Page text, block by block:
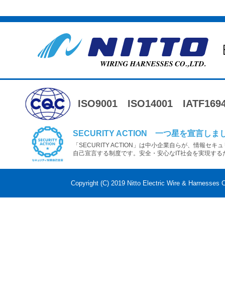
ISO9001 ISO14001
SECURITY ACTION 一つ星を宣言しま
「SECURITY ACTION」は中小企業自らが、情報セキ
自己宣言する制度です。安全・安心なIT社会を実現す
Copyright (C) 2019 Nitto Electric Wire & Harnesses